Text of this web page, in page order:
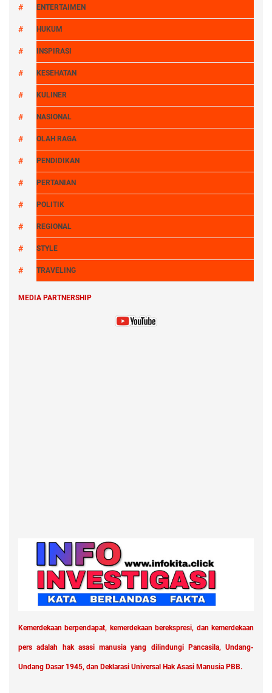
ENTERTAIMEN
HUKUM
INSPIRASI
KESEHATAN
KULINER
NASIONAL
OLAH RAGA
PENDIDIKAN
PERTANIAN
POLITIK
REGIONAL
STYLE
TRAVELING
MEDIA PARTNERSHIP
Kemerdekaan berpendapat, kemerdekaan berekspresi, dan kemerdekaan
pers adalah hak asasi manusia yang dilindungi Pancasila, Undang-
Undang Dasar 1945, dan Deklarasi Universal Hak Asasi Manusia PBB.